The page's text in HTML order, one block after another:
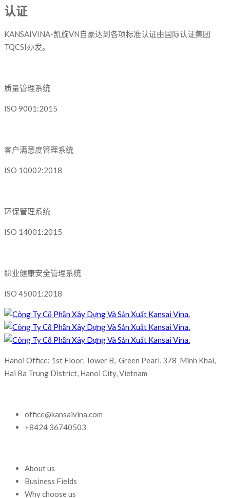
认证
KANSAIVINA-凯旋VN自豪达到各项标准认证由国际认证集团
TQCSI办发。
质量管理系统
ISO 9001:2015
客户满意度管理系统
ISO 10002:2018
环保管理系统
ISO 14001:2015
职业健康安全管理系统
ISO 45001:2018
Hanoi Office: 1st Floor, Tower B, Green Pearl, 378 Minh Khai,
Hai Ba Trung District, Hanoi City, Vietnam
office@kansaivina.com
+8424 36740503
About us
Business Fields
Why choose us